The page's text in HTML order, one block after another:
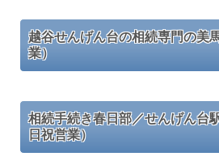
越谷せんげん台の相続専門の美
業）
相続手続き春日部／せんげん台
日祝営業）